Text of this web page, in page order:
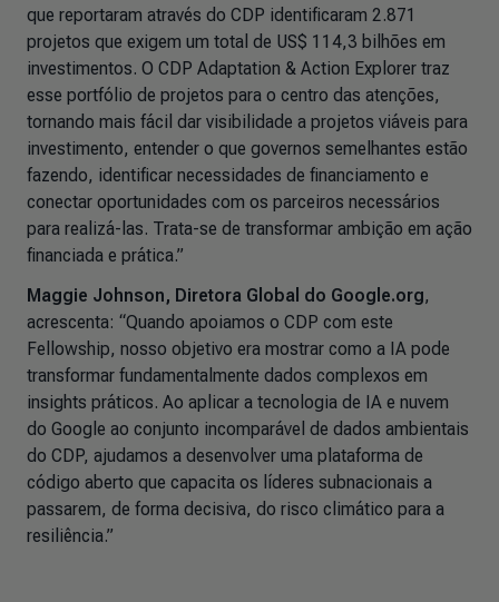
que reportaram através do CDP identificaram 2.871
projetos que exigem um total de US$ 114,3 bilhões em
investimentos. O CDP Adaptation & Action Explorer traz
esse portfólio de projetos para o centro das atenções,
tornando mais fácil dar visibilidade a projetos viáveis para
investimento, entender o que governos semelhantes estão
fazendo, identificar necessidades de financiamento e
conectar oportunidades com os parceiros necessários
para realizá-las. Trata-se de transformar ambição em ação
financiada e prática.”
Maggie Johnson, Diretora Global do Google.org,
acrescenta: “Quando apoiamos o CDP com este
Fellowship, nosso objetivo era mostrar como a IA pode
transformar fundamentalmente dados complexos em
insights práticos. Ao aplicar a tecnologia de IA e nuvem
do Google ao conjunto incomparável de dados ambientais
do CDP, ajudamos a desenvolver uma plataforma de
código aberto que capacita os líderes subnacionais a
passarem, de forma decisiva, do risco climático para a
resiliência.”